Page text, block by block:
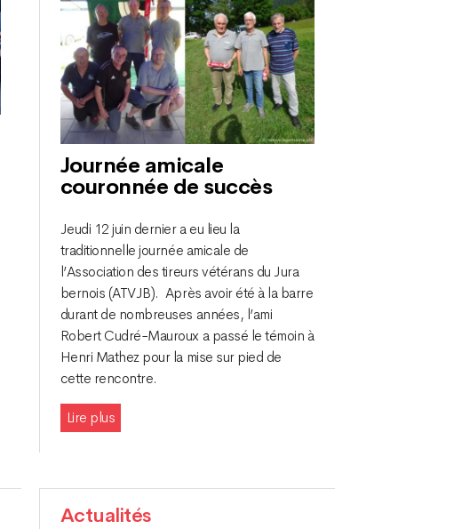
Journée amicale
couronnée de succès
Jeudi 12 juin dernier a eu lieu la
traditionnelle journée amicale de
l’Association des tireurs vétérans du Jura
bernois (ATVJB). Après avoir été à la barre
durant de nombreuses années, l’ami
Robert Cudré-Mauroux a passé le témoin à
Henri Mathez pour la mise sur pied de
cette rencontre.
Lire plus
Actualités